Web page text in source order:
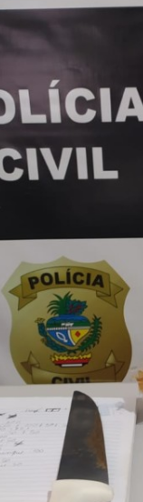
Uirapuru